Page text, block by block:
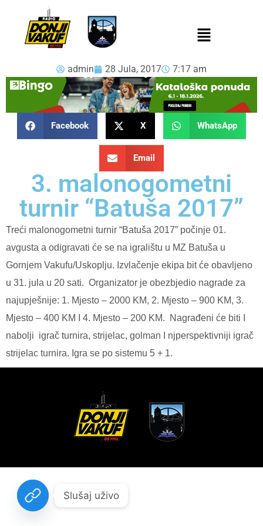
admin 28 Jula, 2017 7:17 am
Facebook X WhatsApp
Email
3. malonogometni
turnir “Batuša 2017”
Treći malonogometni turnir “Batuša 2017” počinje 01.
avgusta a odigravati će se na igralištu u MZ Batuša u
Gornjem Vakufu/Uskoplju. Izvlačenje ekipa bit će obavljeno
u 31. jula u 20 sati. Organizator je obezbjedio nagrade za
najupješnije: 1. Mjesto – 2000 KM, 2. Mjesto – 900 KM, 3.
Mjesto – 400 KM I 4. Mjesto – 200 KM. Nagrađeni će biti I
nabolji igrač turnira, strijelac, golman I njperspektivniji igrač
strijelac turnira. Igra se po sistemu 5 + 1.
Slušaj uživo